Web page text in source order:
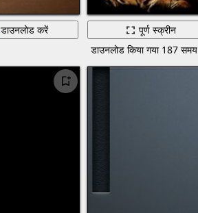
डाउनलोड करें
पूर्ण स्क्रीन
डाउनलोड किया गया 187 समय